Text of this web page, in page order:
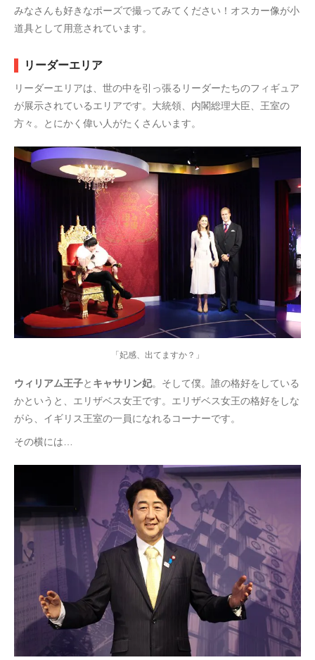
みなさんも好きなポーズで撮ってみてください！オスカー像が小
道具として用意されています。
リーダーエリア
リーダーエリアは、世の中を引っ張るリーダーたちのフィギュア
が展示されているエリアです。大統領、内閣総理大臣、王室の
方々。とにかく偉い人がたくさんいます。
「妃感、出てますか？」
ウィリアム王子と キャサリン妃。そして僕。誰の格好をしている
かというと、エリザベス女王です。エリザベス女王の格好をしな
がら、イギリス王室の一員になれるコーナーです。
その横には…